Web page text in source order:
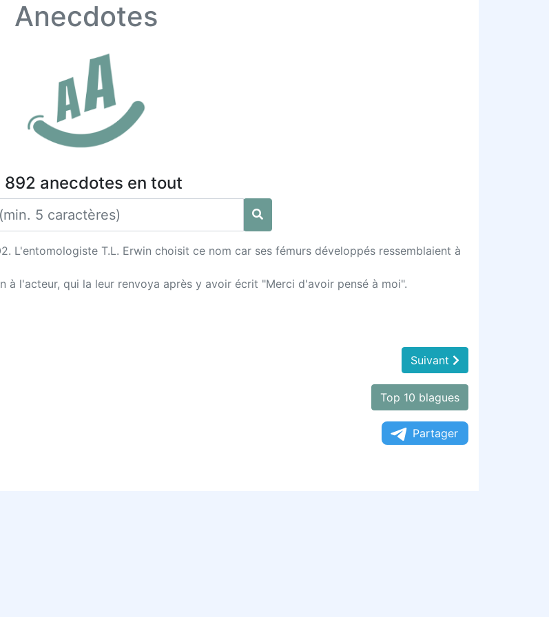
Anecdotes
892 anecdotes en tout
L'entomologiste T.L. Erwin choisit ce nom car ses fémurs développés ressemblaient à
à l'acteur, qui la leur renvoya après y avoir écrit "Merci d'avoir pensé à moi".
Suivant
Top 10 blagues
Partager